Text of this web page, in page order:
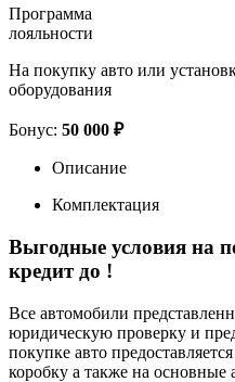
Программа
лояльности
На покупку авто или
оборудования
Бонус: 50 000 ₽
Описание
Комплектация
Выгодные условия на
кредит до !
Все автомобили
юридическую проверку и
покупке авто
коробку а также на основные